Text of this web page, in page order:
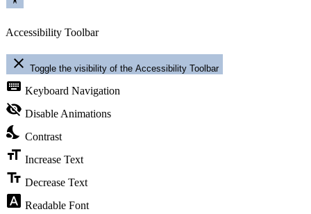
Accessibility Toolbar
close Toggle the visibility of the Accessibility Toolbar
keyboard Keyboard Navigation
visibility_off Disable Animations
nights_stay Contrast
format_size Increase Text
text_fields Decrease Text
font_download Readable Font